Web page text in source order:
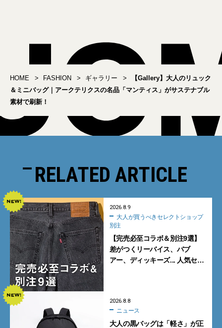
HOME FASHION ギャラリー
【Gallery】大人のリュック
＆ミニバッグ｜アークテリクスの名品「マンティス」がサステナブル
素材で刷新！
RELATED ARTICLE
2026.8.9
別注
【完売必至コラボ＆別注9選】
差がつくリーバイス、バブ
アー、ディッキーズ... 人気セレ
2026.8.8
ニュース
大人の黒バッグは「軽さ」が正